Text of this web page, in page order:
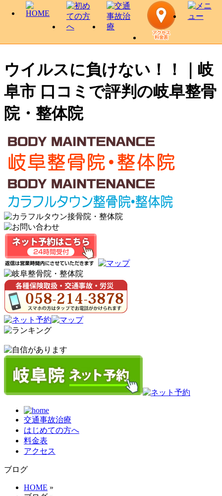
ウイルスに負けない！！｜岐
阜市 口コミで評判の岐阜整骨
院・整体院
交通事故治療
はじめての方へ
料金表
アクセス
ブログ
HOME »